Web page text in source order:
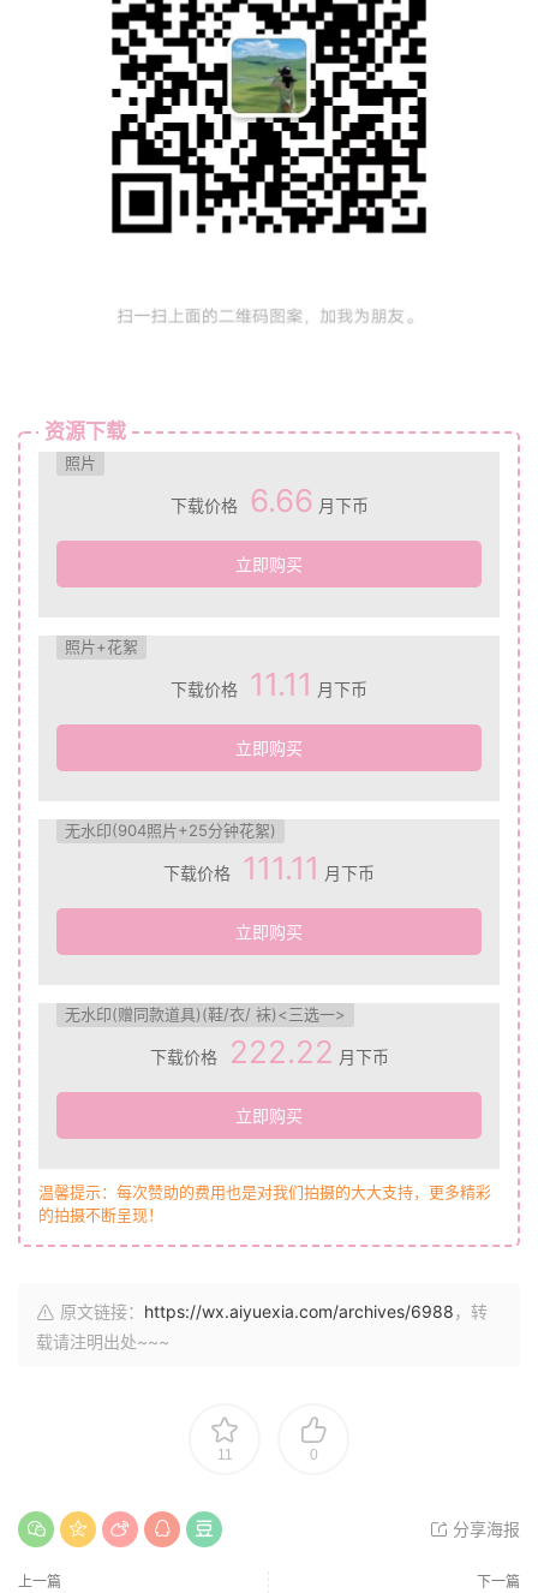
资源下载
照片
下载价格 6.66 月下币
立即购买
照片+花絮
下载价格 11.11 月下币
立即购买
无水印(904照片+25分钟花絮)
下载价格 111.11 月下币
立即购买
无水印(赠同款道具)(鞋/衣/ 袜)<三选一>
下载价格 222.22 月下币
立即购买
温馨提示：每次赞助的费用也是对我们拍摄的大大支持，更多精彩
的拍摄不断呈现！
原文链接： https://wx.aiyuexia.com/archives/6988，转
载请注明出处~~~
11 0
分享海报
上一篇 下一篇